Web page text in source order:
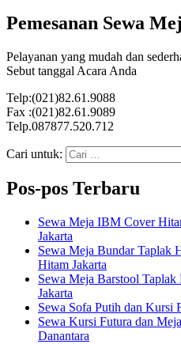
Pemesanan Sewa
Pelayanan yang mudah dan
Sebut tanggal Acara Anda
Telp:(021)82.61.9088
Fax :(021)82.61.9089
Telp.087877.520.712
Cari untuk:
Pos-pos Terbaru
Sewa Meja IBM Cover
Jakarta
Sewa Meja Bundar Taplak
Hitam Jakarta
Sewa Meja Barstool
Jakarta
Sewa Sofa Putih dan Kursi
Sewa Kursi Futura dan
Danantara